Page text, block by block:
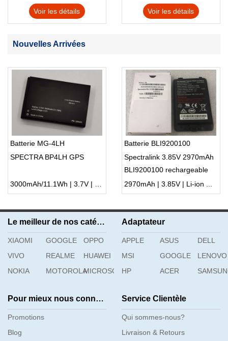
Voir les détails Voir les détails
Nouvelles Arrivées
Batterie MG-4LH
SPECTRA BP4LH GPS
3000mAh/11.1Wh | 3.7V | Li-ion ...
Batterie BLI9200100
Spectralink 3.85V 2970mAh
BLI9200100 rechargeable
Polymer lithium-ion
2970mAh | 3.85V | Li-ion ...
Le meilleur de nos catégories
XIAOMI GOOGLE
OPPO
VIVO
REALME
HUAWEI
NOKIA
MOTOROLAMICROSOFT
Adaptateur
APPLE ASUS
DELL
MSI
GOOGLE
LENOVO
HP
ACER
Pour mieux nous connaître
Promotions
Blog
Service Clientèle
Qui sommes-nous?
Livraison & Retours